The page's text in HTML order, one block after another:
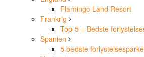
Flamingo Land Resort
Frankrig
Top 5 – Bedste
Spanien
5 bedste